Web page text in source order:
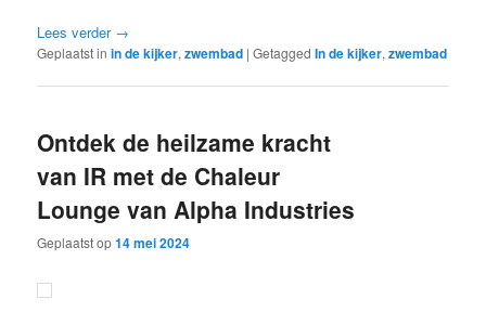
Lees verder →
Geplaatst in in de kijker,zwembad |Getagged In de kijker,zwembad
Ontdek de heilzame kracht
van IR met de Chaleur
Lounge van Alpha Industries
Geplaatst op14 mei 2024